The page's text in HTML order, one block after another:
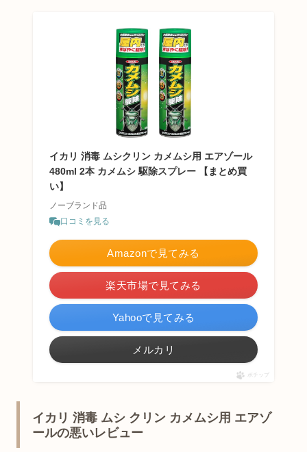
イカリ 消毒 ムシクリン カメムシ用 エアゾール
480ml 2本 カメムシ 駆除スプレー 【まとめ買
い】
ノーブランド品
口コミを見る
Amazonで見てみる
楽天市場で見てみる
Yahooで見てみる
メルカリ
ポチップ
イカリ 消毒 ムシ クリン カメムシ用 エアゾ
ールの悪いレビュー